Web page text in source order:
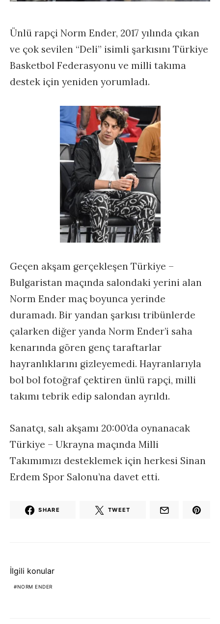
Ünlü rapçi Norm Ender, 2017 yılında çıkan
ve çok sevilen “Deli” isimli şarkısını Türkiye
Basketbol Federasyonu ve milli takıma
destek için yeniden yorumladı.
Geçen akşam gerçekleşen Türkiye –
Bulgaristan maçında salondaki yerini alan
Norm Ender maç boyunca yerinde
duramadı. Bir yandan şarkısı tribünlerde
çalarken diğer yanda Norm Ender’i saha
kenarında gören genç taraftarlar
hayranlıklarını gizleyemedi. Hayranlarıyla
bol bol fotoğraf çektiren ünlü rapçi, milli
takımı tebrik edip salondan ayrıldı.
Sanatçı, salı akşamı 20:00’da oynanacak
Türkiye – Ukrayna maçında Milli
Takımımızı desteklemek için herkesi Sinan
Erdem Spor Salonu’na davet etti.
SHARE TWEET
İlgili konular
NORM ENDER